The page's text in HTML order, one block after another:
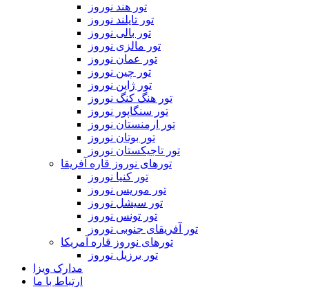
تور هند نوروز
تور تایلند نوروز
تور بالی نوروز
تور مالزی نوروز
تور عمان نوروز
تور چین نوروز
تور ژاپن نوروز
تور هنگ کنگ نوروز
تور سنگاپور نوروز
تور ارمنستان نوروز
تور بوتان نوروز
تور تاجیکستان نوروز
تورهای نوروز قاره آفریقا
تور کنیا نوروز
تور موریس نوروز
تور سیشل نوروز
تور تونس نوروز
تور آفریقای جنوبی نوروز
تورهای نوروز قاره آمریکا
تور برزیل نوروز
مدارک ویزا
ارتباط با ما